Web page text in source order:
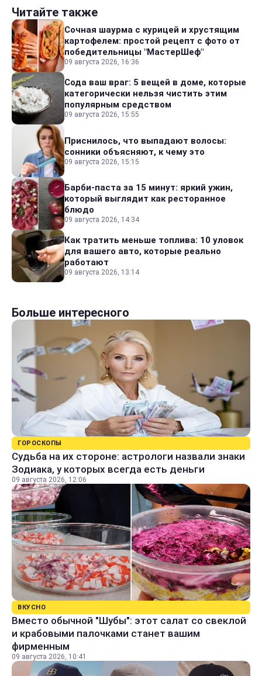
Читайте также
Сочная шаурма с курицей и хрустящим
картофелем: простой рецепт с фото от
победительницы "МастерШеф"
09 августа 2026, 16:36
Сода ваш враг: 5 вещей в доме, которые
категорически нельзя чистить этим
популярным средством
09 августа 2026, 15:55
Приснилось, что выпадают волосы:
сонники объясняют, к чему это
09 августа 2026, 15:15
Барби-паста за 15 минут: яркий ужин,
который выглядит как ресторанное
блюдо
09 августа 2026, 14:34
Как тратить меньше топлива: 10 уловок
для вашего авто, которые реально
работают
09 августа 2026, 13:14
Больше интересного
ГОРОСКОПЫ
Судьба на их стороне: астрологи назвали знаки
Зодиака, у которых всегда есть деньги
09 августа 2026, 12:06
ВКУСНО
Вместо обычной "Шубы": этот салат со свеклой
и крабовыми палочками станет вашим
фирменным
09 августа 2026, 10:41